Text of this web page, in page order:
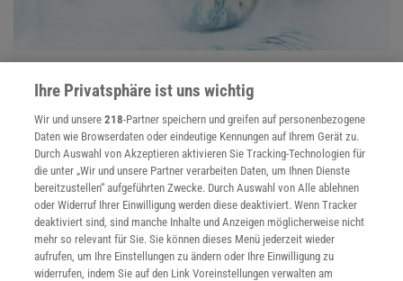
Augen, Ohren und Co geben uns ein detailliertes Bild unserer
Umgebung und helfen uns bei der Orientierung.
Ihre Privatsphäre ist uns wichtig
Wir und unsere218-Partner speichern und greifen auf personenbezogene
Daten wie Browserdaten oder eindeutige Kennungen auf Ihrem Gerät zu.
Durch Auswahl von Akzeptieren aktivieren Sie Tracking-Technologien für
die unter „Wir und unsere Partner verarbeiten Daten, um Ihnen Dienste
bereitzustellen“ aufgeführten Zwecke. Durch Auswahl von Alle ablehnen
oder Widerruf Ihrer Einwilligung werden diese deaktiviert. Wenn Tracker
deaktiviert sind, sind manche Inhalte und Anzeigen möglicherweise nicht
mehr so relevant für Sie. Sie können dieses Menü jederzeit wieder
aufrufen, um Ihre Einstellungen zu ändern oder Ihre Einwilligung zu
widerrufen, indem Sie auf den Link Voreinstellungen verwalten am